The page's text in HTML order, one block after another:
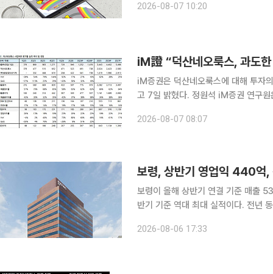
2026-08-07 10:20
iM證 “덕산네오룩스, 과도
iM증권은 덕산네오룩스에 대해 투자
고 7일 밝혔다. 정원석 iM증권 연구원은 “OLED 소재 본업뿐만 아니라 자회사 현대중공업터보기계
다”며 “현 주가에서는 적극적인 비중
2026-08-07 08:07
보령, 상반기 영업익 440
보령이 올해 상반기 연결 기준 매출
반기 기준 역대 최대 실적이다. 전년
2026-08-06 17:33